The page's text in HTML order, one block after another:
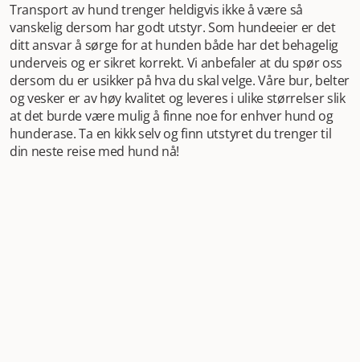
Transport av hund trenger heldigvis ikke å være så
vanskelig dersom har godt utstyr. Som hundeeier er det
ditt ansvar å sørge for at hunden både har det behagelig
underveis og er sikret korrekt. Vi anbefaler at du spør oss
dersom du er usikker på hva du skal velge. Våre bur, belter
og vesker er av høy kvalitet og leveres i ulike størrelser slik
at det burde være mulig å finne noe for enhver hund og
hunderase. Ta en kikk selv og finn utstyret du trenger til
din neste reise med hund nå!